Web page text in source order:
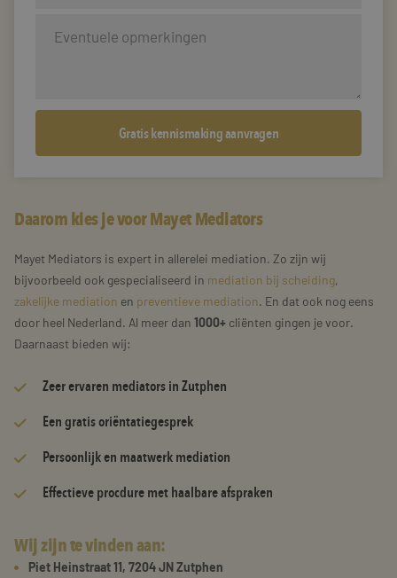
Daarom kies je voor Mayet Mediators
Mayet Mediators is expert in allerelei mediation. Zo zijn wij
bijvoorbeeld ook gespecialiseerd in mediation bij scheiding,
zakelijke mediation en preventieve mediation. En dat ook nog eens
door heel Nederland. Al meer dan 1000+ cliënten gingen je voor.
Daarnaast bieden wij:
Zeerervaren mediators in Zutphen
Een gratis oriëntatiegesprek
Persoonlijk en maatwerk mediation
Effectieve procdure met haalbare afspraken
Wij zijn te vinden aan:
Piet Heinstraat 11, 7204 JN Zutphen